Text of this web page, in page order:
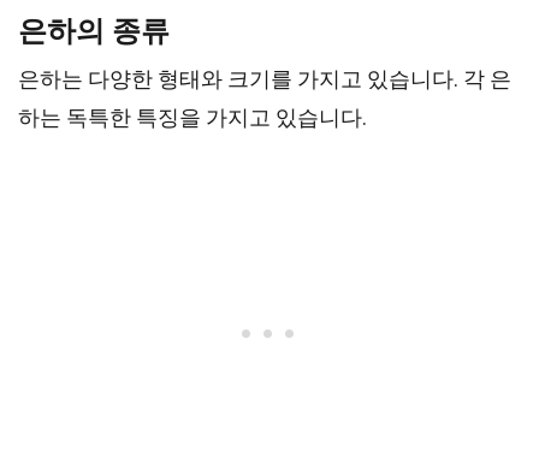
은하의 종류
은하는 다양한 형태와 크기를 가지고 있습니다. 각 은
하는 독특한 특징을 가지고 있습니다.